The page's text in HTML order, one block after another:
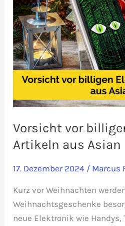
Vorsicht vor
Artikeln aus Asian
17. Dezember 2024 / Marcus
Kurz vor Weihnachten
Weihnachtsgeschenke
neue Elektronik wie Handys,